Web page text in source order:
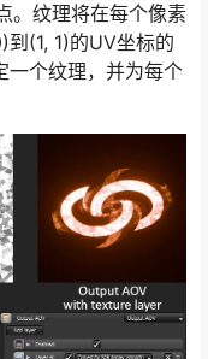
。纹理将在每个像素
(1, 1)的UV坐标的
一个纹理，并为每个